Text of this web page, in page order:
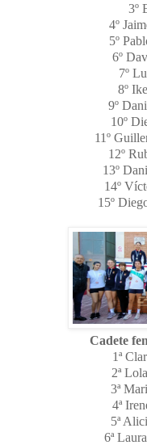
3º
4º
5º
6º
7º
8º
9º
10º
11º
12º
13º
14º
15º
Cadete
1ª
2ª
3ª
4ª
5ª
6ª